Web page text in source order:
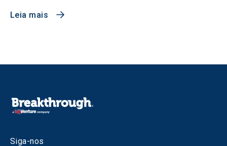
Leia mais
Siga-nos